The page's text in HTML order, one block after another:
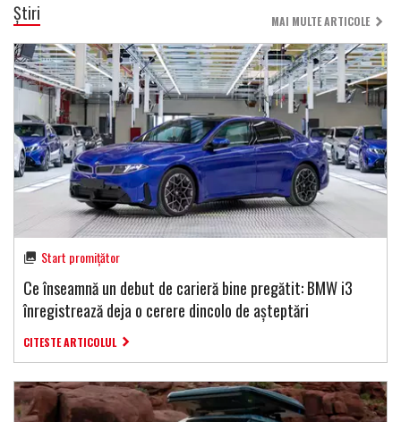
Știri MAI MULTE ARTICOLE
Start promițător
Ce înseamnă un debut de carieră bine pregătit: BMW i3
înregistrează deja o cerere dincolo de așteptări
CITESTE ARTICOLUL